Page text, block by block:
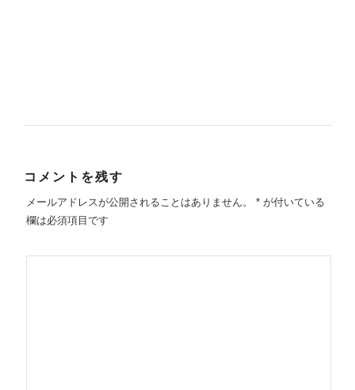
コメントを残す
メールアドレスが公開されることはありません。 *が付いている
欄は必須項目です